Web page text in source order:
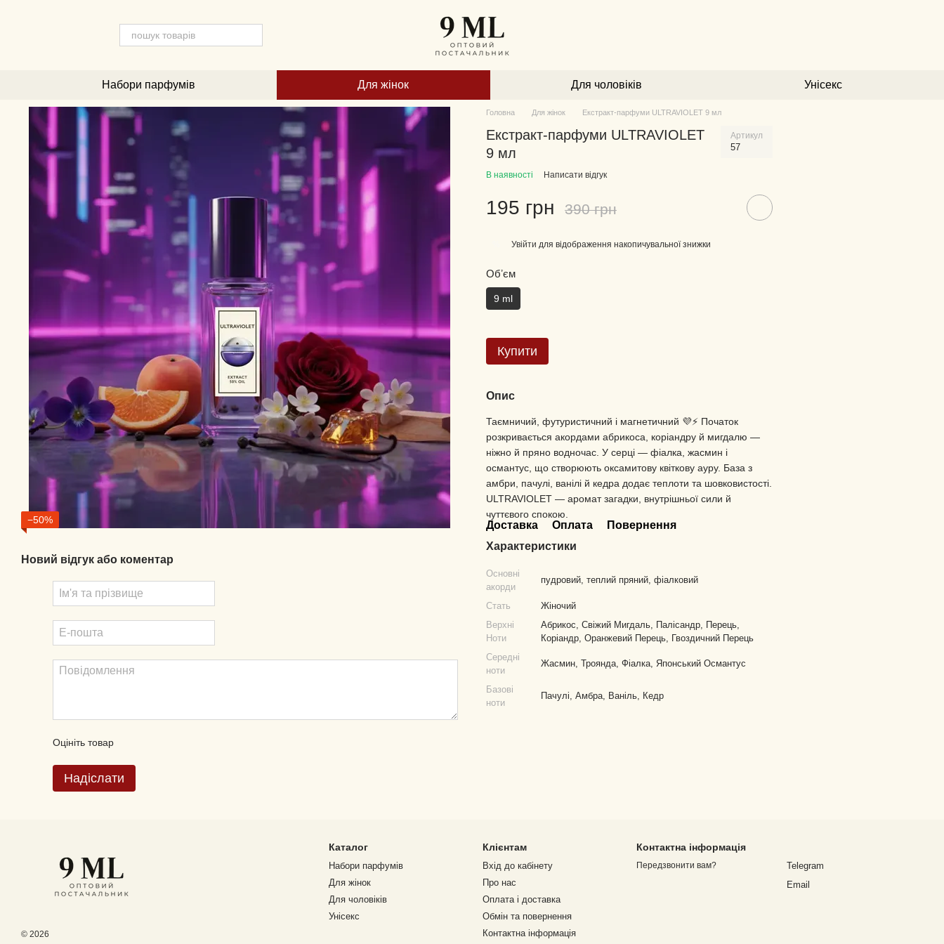
Набори парфумів Для жінок Для чоловіків Унісекс
−50%
Новий відгук або коментар
Оцініть товар
Надіслати
Головна Для жінок Екстракт-парфуми ULTRAVIOLET 9 мл
Екстракт-парфуми ULTRAVIOLET
9 мл
Артикул
57
В наявності Написати відгук
195 грн 390 грн
Увійти для відображення накопичувальної знижки
Обʼєм
9 ml
Купити
Опис
Таємничий, футуристичний і магнетичний 💜⚡️ Початок
розкривається акордами абрикоса, коріандру й мигдалю —
ніжно й пряно водночас. У серці — фіалка, жасмин і
османтус, що створюють оксамитову квіткову ауру. База з
амбри, пачулі, ванілі й кедра додає теплоти та шовковистості.
ULTRAVIOLET — аромат загадки, внутрішньої сили й
чуттєвого спокою.
Доставка Оплата
Повернення
Характеристики
Основні
акорди
пудровий, теплий пряний, фіалковий
Стать
Жіночий
Верхні
Ноти
Абрикос, Свіжий Мигдаль, Палісандр, Перець,
Коріандр, Оранжевий Перець, Гвоздичний Перець
Середні
ноти
Жасмин, Троянда, Фіалка, Японський Османтус
Базові
ноти
Пачулі, Амбра, Ваніль, Кедр
© 2026
Каталог
Набори парфумів
Для жінок
Для чоловіків
Унісекс
Клієнтам
Вхід до кабінету
Про нас
Оплата і доставка
Обмін та повернення
Контактна інформація
Контактна інформація
Передзвонити вам?
Telegram
Email